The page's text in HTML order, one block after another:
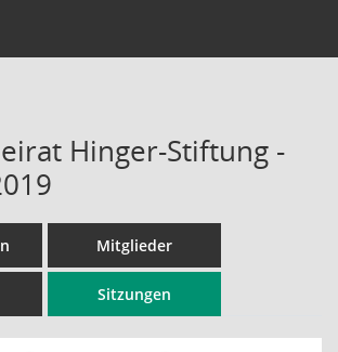
Hinger-Stiftung -
Mitglieder
Sitzungen